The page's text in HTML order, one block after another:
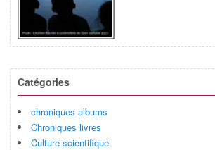
Catégories
chroniques albums
Chroniques livres
Culture scientifique